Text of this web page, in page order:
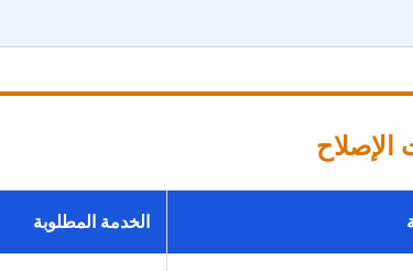
الخدمة المطلوبة